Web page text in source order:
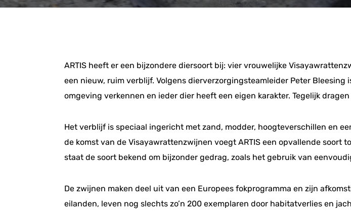
ARTIS heeft er een bijzondere diersoort bij: vier vrouwelijke
een nieuw, ruim verblijf. Volgens dierverzorgingsteamleider Peter
omgeving verkennen en ieder dier heeft een eigen karakter. Tegelijk
Het verblijf is speciaal ingericht met zand, modder, hoogteverschillen en
de komst van de Visayawrattenzwijnen voegt ARTIS een opvallende soort
staat de soort bekend om bijzonder gedrag, zoals het gebruik van
De zwijnen maken deel uit van een Europees fokprogramma en zijn
eilanden, leven nog slechts zo’n 200 exemplaren door habitatverlies en